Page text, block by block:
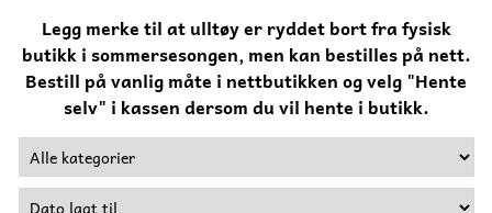
Legg merke til at ulltøy er ryddet bort fra fysisk
butikk i sommersesongen, men kan bestilles på nett.
Bestill på vanlig måte i nettbutikken og velg "Hente
selv" i kassen dersom du vil hente i butikk.